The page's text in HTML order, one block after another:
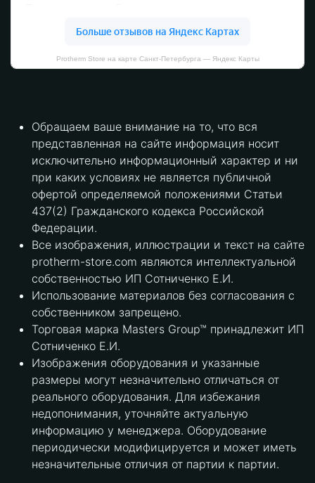
Protherm Store на карте Санкт‑Петербурга — Яндекс Карты
Обращаем ваше внимание на то, что вся
представленная на сайте информация носит
исключительно информационный характер и ни
при каких условиях не является публичной
офертой определяемой положениями Статьи
437(2) Гражданского кодекса Российской
Федерации.
Все изображения, иллюстрации и текст на сайте
protherm-store.com являются интеллектуальной
собственностью ИП Сотниченко Е.И.
Использование материалов без согласования с
собственником запрещено.
Торговая марка Masters Group™ принадлежит ИП
Сотниченко Е.И.
Изображения оборудования и указанные
размеры могут незначительно отличаться от
реального оборудования. Для избежания
недопонимания, уточняйте актуальную
информацию у менеджера. Оборудование
периодически модифицируется и может иметь
незначительные отличия от партии к партии.